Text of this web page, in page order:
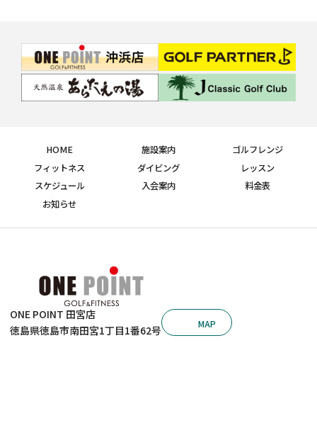
HOME 施設案内
ゴルフレンジ
フィットネス
ダイビング
レッスン
スケジュール
入会案内
料金表
お知らせ
ONE POINT 田宮店
徳島県徳島市南田宮1丁目1番62号
MAP